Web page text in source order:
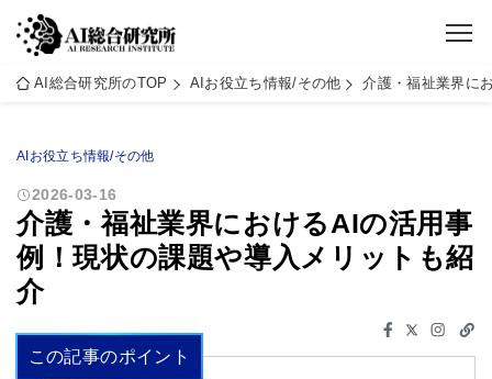
AI総合研究所のTOP AIお役立ち情報/その他 介護・福祉業界に
AIお役立ち情報/その他
2026-03-16
介護・福祉業界におけるAIの活用事
例！現状の課題や導入メリットも紹
介
この記事のポイント